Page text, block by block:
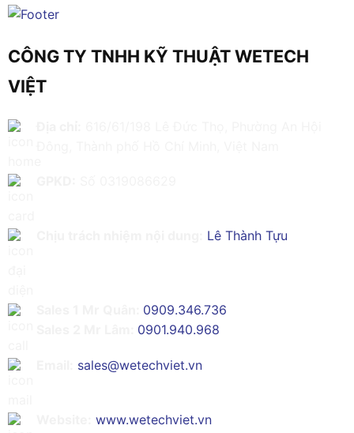
CÔNG TY TNHH KỸ THUẬT WETECH
VIỆT
Lê Thành Tựu
0909.346.736
0901.940.968
sales@wetechviet.vn
www.wetechviet.vn